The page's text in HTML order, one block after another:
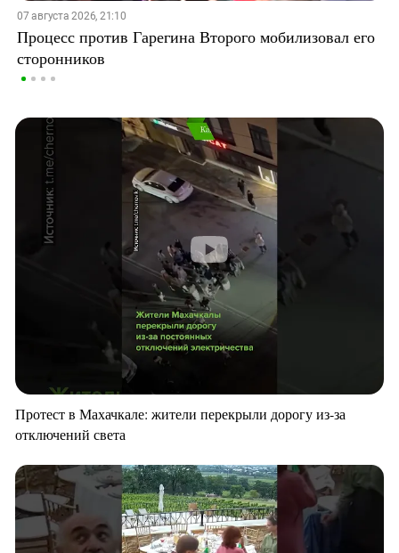
07 августа 2026, 21:10
Процесс против Гарегина Второго мобилизовал его
сторонников
Протест в Махачкале: жители перекрыли дорогу из-за
отключений света